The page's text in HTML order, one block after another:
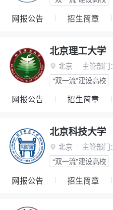
网报公告 招生简章
北京理工大学
 北京 主管部门：
“双一流”建设高校
网报公告 招生简章
北京科技大学
 北京 主管部门：
“双一流”建设高校
网报公告 招生简章